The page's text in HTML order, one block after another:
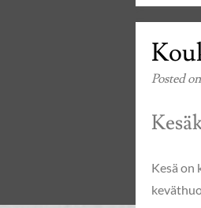
Posted on
Kesä on